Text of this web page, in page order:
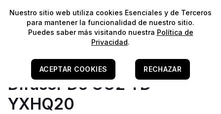
⭐️¡Envíos gratis para pedidos superiores a 60€!*⭐️
Filtragem/Matérias Filtrantes
Cartuchos & Conjuntos Filtrantes
Difusor De CO2 YD-
YXHQ20
Nuestro sitio web utiliza cookies Esenciales y de Terceros
para mantener la funcionalidad de nuestro sitio.
Puedes saber más visitando nuestra Política de
Privacidad.
ACEPTAR COOKIES RECHAZAR